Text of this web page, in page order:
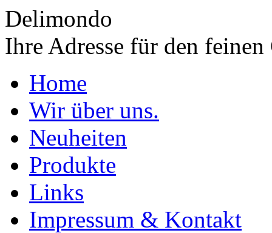
Delimondo
Ihre Adresse für den feinen
Home
Wir über uns.
Neuheiten
Produkte
Links
Impressum & Kontakt